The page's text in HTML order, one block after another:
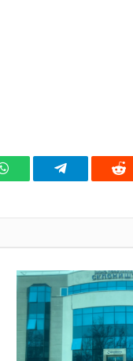
WhatsAppTelegram